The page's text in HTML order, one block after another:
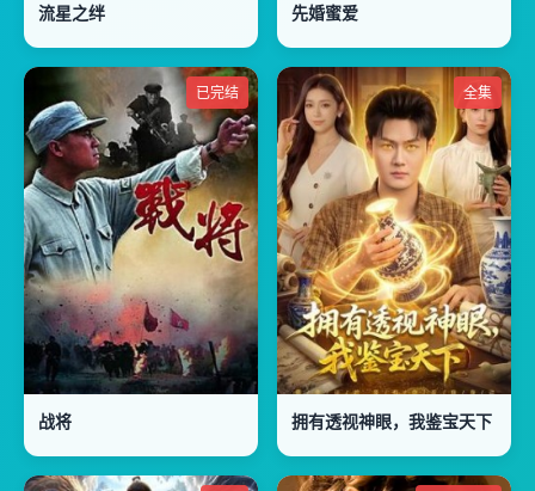
流星之绊 先婚蜜爱
已完结
战将
全集
拥有透视神眼，我鉴宝天下